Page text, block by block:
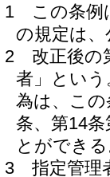
1
この条例
の規定は
2
改正後の
者」という
為は、こ
条、第14
とができ
3
指定管理